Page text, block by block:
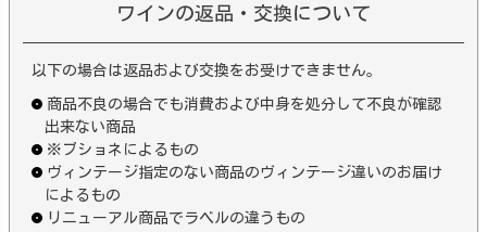
ワインの返品・交換について
以下の場合は返品および交換をお受けできません。
商品不良の場合でも消費および中身を処分して不良が確認
出来ない商品
※ブショネによるもの
ヴィンテージ指定のない商品のヴィンテージ違いのお届け
によるもの
リニューアル商品でラベルの違うもの